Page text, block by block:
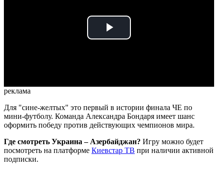
Play
реклама
Для "сине-желтых" это первый в истории финала ЧЕ по
мини-футболу. Команда Александра Бондаря имеет шанс
оформить победу против действующих чемпионов мира.
Где смотреть Украина – Азербайджан? Игру можно будет
посмотреть на платформе Киевстар ТВ при наличии активной
подписки.